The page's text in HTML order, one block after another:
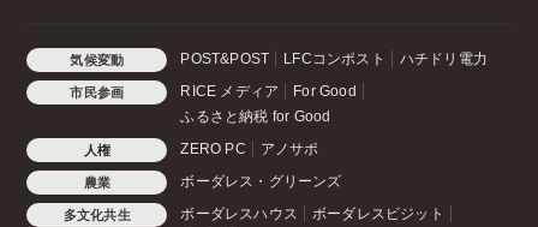
気候変動 POST&POST LFCコンポスト ハチドリ電力
市民参画 RICE メディア
For Good
ふるさと納税 for Good
人権 ZERO PC アノサポ
農業 ボーダレス・グリーンズ
多文化共生 ボーダレスハウス
ボーダレスビジット